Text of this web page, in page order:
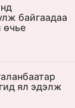
байгаадаа
өчье
ял эдэлж